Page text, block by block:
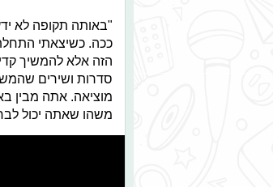
"באותה תקופה לא
ככה. כשיצאתי
הזה אלא להמשיך
סדרות ושירים
מוציאה. אתה מבין
משהו שאתה יכול